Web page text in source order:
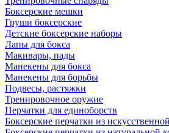
Боксерские мешки
Груши боксерские
Детские боксерские наборы
Лапы для бокса
Макивары, пады
Манекены для бокса
Манекены для борьбы
Подвесы, растяжки
Тренировочное оружие
Перчатки для единоборств
Боксерские перчатки из